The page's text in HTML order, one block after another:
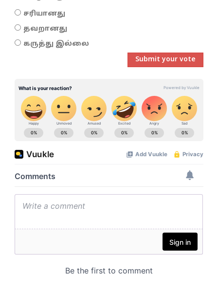
சரியானது
தவறானது
கருத்து இல்லை
Submit your vote